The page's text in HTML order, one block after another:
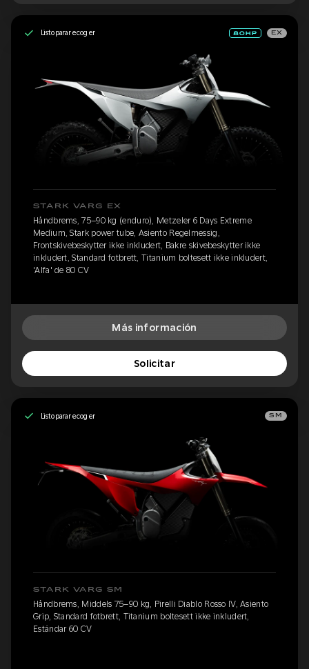
Listo para recoger EX
STARK VARG EX
Håndbrems, 75–90 kg (enduro), Metzeler 6 Days Extreme
Medium, Stark power tube, Asiento Regelmessig,
Frontskivebeskytter ikke inkludert, Bakre skivebeskytter ikke
inkludert, Standard fotbrett, Titanium boltesett ikke inkludert,
'Alfa' de 80 CV
Más información
Solicitar
Listo para recoger SM
STARK VARG SM
Håndbrems, Middels 75–90 kg, Pirelli Diablo Rosso IV, Asiento
Grip, Standard fotbrett, Titanium boltesett ikke inkludert,
Estándar 60 CV